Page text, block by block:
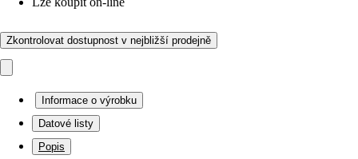
Zkontrolovat dostupnost v nejbližší prodejně
Informace o výrobku
Datové listy
Popis